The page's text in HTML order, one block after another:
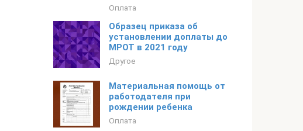
Оплата
Образец приказа об
установлении доплаты до
МРОТ в 2021 году
Другое
Материальная помощь от
работодателя при
рождении ребенка
Оплата